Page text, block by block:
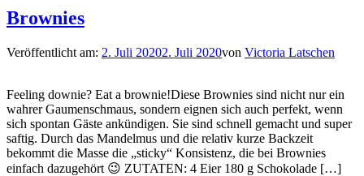
Brownies
Veröffentlicht am: 2. Juli 20202. Juli 2020von Victoria Latschen
Feeling downie? Eat a brownie!Diese Brownies sind nicht nur ein
wahrer Gaumenschmaus, sondern eignen sich auch perfekt, wenn
sich spontan Gäste ankündigen. Sie sind schnell gemacht und super
saftig. Durch das Mandelmus und die relativ kurze Backzeit
bekommt die Masse die „sticky“ Konsistenz, die bei Brownies
einfach dazugehört 😉 ZUTATEN: 4 Eier 180 g Schokolade […]